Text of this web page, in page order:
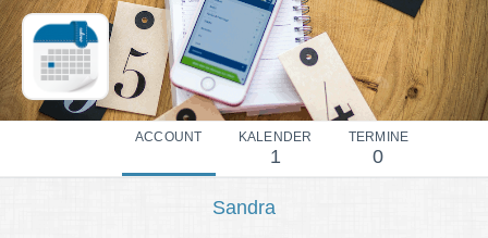
ACCOUNT KALENDER
1
TERMINE
0
Sandra